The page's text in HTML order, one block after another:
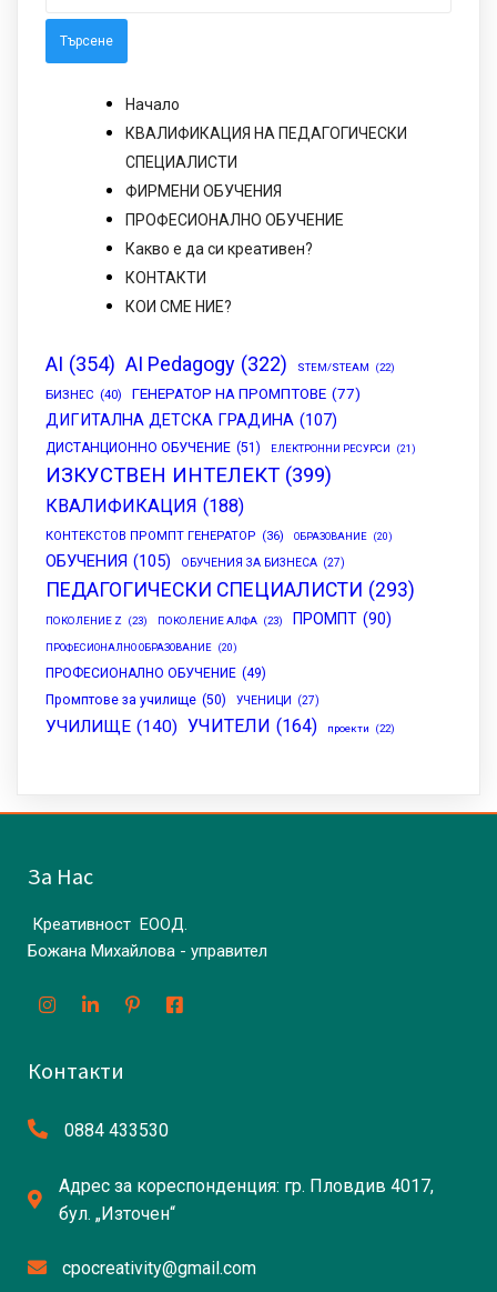
Начало
КВАЛИФИКАЦИЯ НА ПЕДАГОГИЧЕСКИ
СПЕЦИАЛИСТИ
ФИРМЕНИ ОБУЧЕНИЯ
ПРОФЕСИОНАЛНО ОБУЧЕНИЕ
Какво е да си креативен?
КОНТАКТИ
КОИ СМЕ НИЕ?
AI (354) AI Pedagogy (322) STEM/STEAM (22)
БИЗНЕС (40) ГЕНЕРАТОР НА ПРОМПТОВЕ (77)
ДИГИТАЛНА ДЕТСКА ГРАДИНА (107)
ДИСТАНЦИОННО ОБУЧЕНИЕ (51) ЕЛЕКТРОННИ РЕСУРСИ (21)
ИЗКУСТВЕН ИНТЕЛЕКТ (399)
КВАЛИФИКАЦИЯ (188)
КОНТЕКСТОВ ПРОМПТ ГЕНЕРАТОР (36) ОБРАЗОВАНИЕ (20)
ОБУЧЕНИЯ (105) ОБУЧЕНИЯ ЗА БИЗНЕСА (27)
ПЕДАГОГИЧЕСКИ СПЕЦИАЛИСТИ (293)
ПОКОЛЕНИЕ Z (23) ПОКОЛЕНИЕ АЛФА (23) ПРОМПТ (90)
ПРОФЕСИОНАЛНО ОБРАЗОВАНИЕ (20)
ПРОФЕСИОНАЛНО ОБУЧЕНИЕ (49)
Промптове за училище (50) УЧЕНИЦИ (27)
УЧИЛИЩЕ (140) УЧИТЕЛИ (164) проекти (22)
За Нас
Креативност ЕООД.
Божана Михайлова - управител
Контакти
0884 433530
Адрес за кореспонденция: гр. Пловдив 4017,
бул. „Източен“
cpocreativity@gmail.com